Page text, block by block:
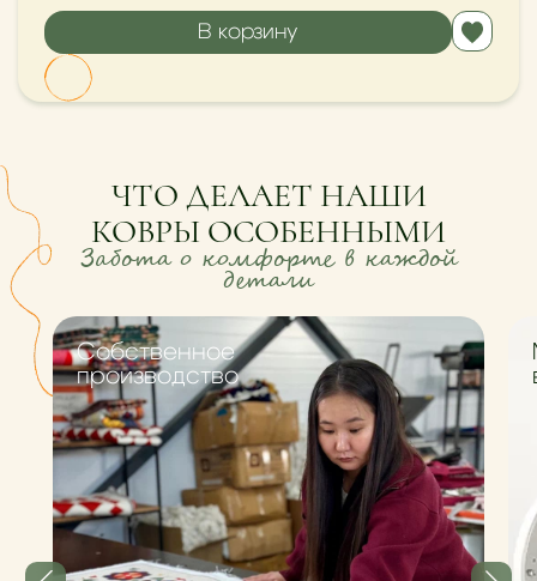
В корзину
Забота о комфорте в каждой
детали
ЧТО ДЕЛАЕТ НАШИ
КОВРЫ ОСОБЕННЫМИ
Cобственное
производство